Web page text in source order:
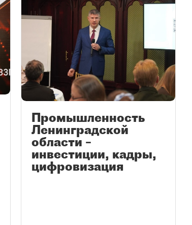
Промышленность
Ленинградской
области –
инвестиции, кадры,
цифровизация